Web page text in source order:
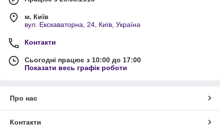
м. Київ
вул. Екскаваторна, 24, Київ, Україна
Контакти
Сьогодні працює з 10:00 до 17:00
Показати весь графік роботи
Про нас
Контакти